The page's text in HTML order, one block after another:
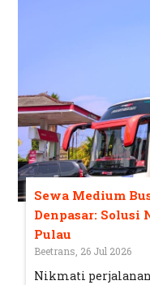
Sewa Medium
Denpasar: Solusi
Pulau
Beetrans, 26 Jul 2026
Nikmati